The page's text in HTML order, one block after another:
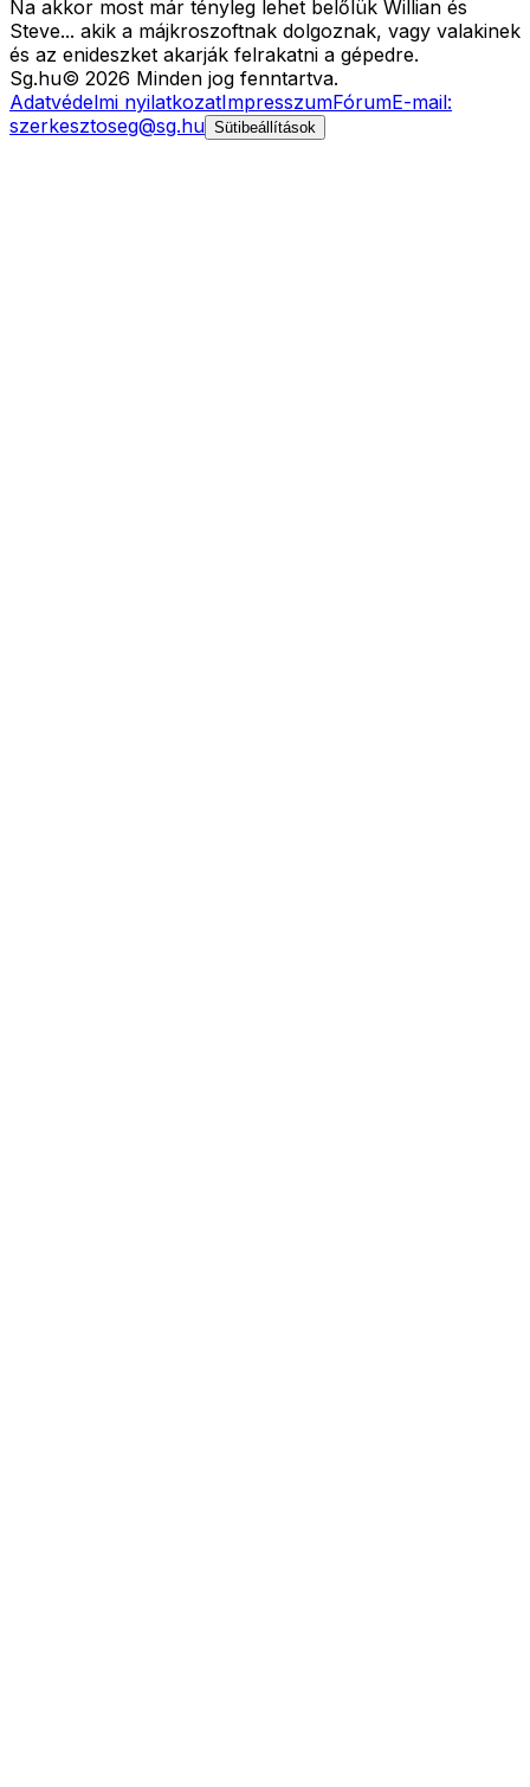
Na akkor most már tényleg lehet belőlük Willian és
Steve... akik a májkroszoftnak dolgoznak, vagy valakinek
és az enideszket akarják felrakatni a gépedre.
Sg.hu© 2026 Minden jog fenntartva.
Adatvédelmi nyilatkozatImpresszumFórumE-mail:
szerkesztoseg@sg.hu Sütibeállítások